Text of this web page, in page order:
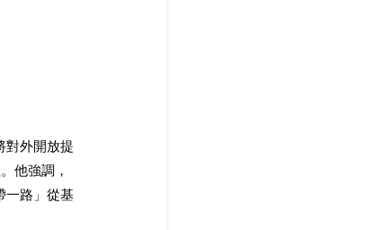
對外開放提
他強調，
一路」從基